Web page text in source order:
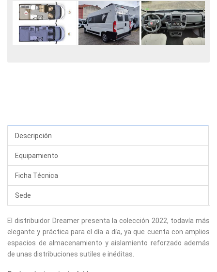
Descripción
Equipamiento
Ficha Técnica
Sede
El distribuidor Dreamer presenta la colección 2022, todavía más
elegante y práctica para el día a día, ya que cuenta con amplios
espacios de almacenamiento y aislamiento reforzado además
de unas distribuciones sutiles e inéditas.